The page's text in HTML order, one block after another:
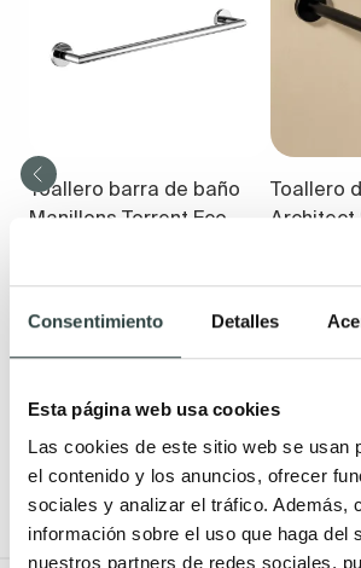
Consentimiento Detalles
Esta página web usa cookies
Las cookies de este sitio web se usan
el contenido y los anuncios, ofrecer
sociales y analizar el tráfico. Además,
información sobre el uso que haga del
nuestros partners de redes sociales,
Toallero barra de baño
Manillons Torrent Eco
+ 3
Toallero
Architect